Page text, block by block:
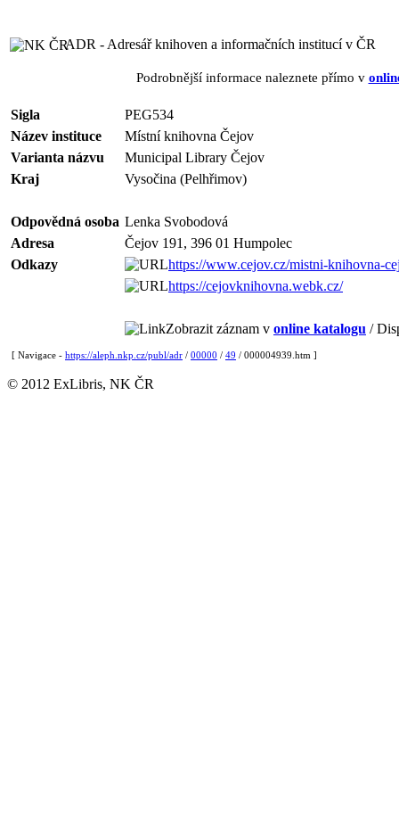
ADR - Adresář knihoven a informačních institucí v ČR
Podrobnější informace naleznete přímo v
Sigla
PEG534
Název instituce
Místní knihovna Čejov
Varianta názvu
Municipal Library Čejov
Kraj
Vysočina (Pelhřimov)
Odpovědná osoba Lenka Svobodová
Adresa
Čejov 191, 396 01 Humpolec
Odkazy
https://www.cejov.cz/mistni-knihovna-
https://cejovknihovna.webk.cz/
Zobrazit záznam v online katalogu /
[ Navigace - https://aleph.nkp.cz/publ/adr / 00000 / 49 / 000004939.htm ]
© 2012 ExLibris, NK ČR